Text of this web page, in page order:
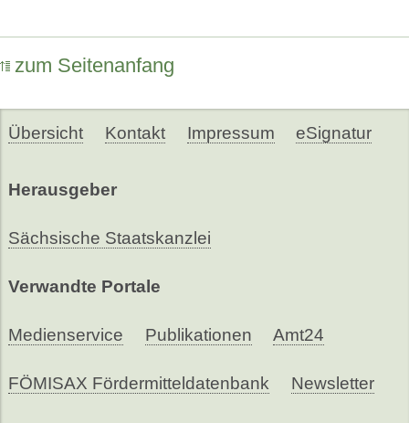
zum Seitenanfang
Übersicht Kontakt Impressum eSignatur
Herausgeber
Sächsische Staatskanzlei
Verwandte Portale
Medienservice Publikationen Amt24
FÖMISAX Fördermitteldatenbank Newsletter